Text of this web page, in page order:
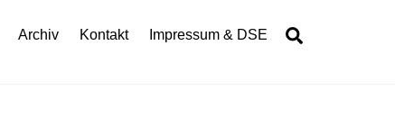
Archiv Kontakt Impressum & DSE